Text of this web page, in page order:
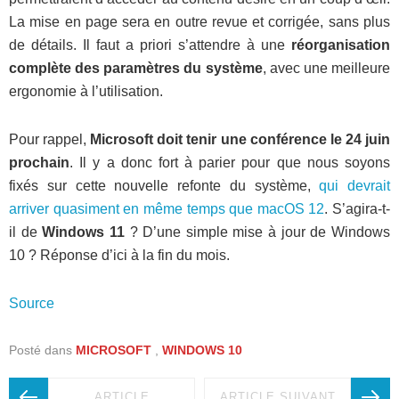
La mise en page sera en outre revue et corrigée, sans plus
de détails. Il faut a priori s’attendre à une réorganisation
complète des paramètres du système, avec une meilleure
ergonomie à l’utilisation.
Pour rappel, Microsoft doit tenir une conférence le 24 juin
prochain. Il y a donc fort à parier pour que nous soyons
fixés sur cette nouvelle refonte du système,qui devrait
arriver quasiment en même temps que macOS 12. S’agira-t-
il deWindows 11? D’une simple mise à jour de Windows
10 ? Réponse d’ici à la fin du mois.
Source
Posté dans MICROSOFT , WINDOWS 10